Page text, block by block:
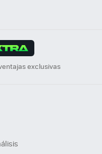
exclusivas